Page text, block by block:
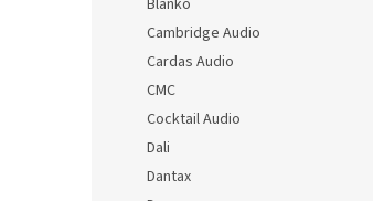
Cambridge Audio
Cardas Audio
CMC
Cocktail Audio
Dali
Dantax